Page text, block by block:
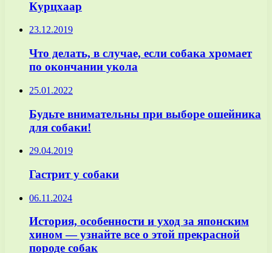
Курцхаар
23.12.2019
Что делать, в случае, если собака хромает
по окончании укола
25.01.2022
Будьте внимательны при выборе ошейника
для собаки!
29.04.2019
Гастрит у собаки
06.11.2024
История, особенности и уход за японским
хином — узнайте все о этой прекрасной
породе собак